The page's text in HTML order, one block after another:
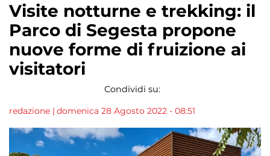
Visite notturne e trekking: il
Parco di Segesta propone
nuove forme di fruizione ai
visitatori
Condividi su:
redazione | domenica 28 Agosto 2022 - 08:51